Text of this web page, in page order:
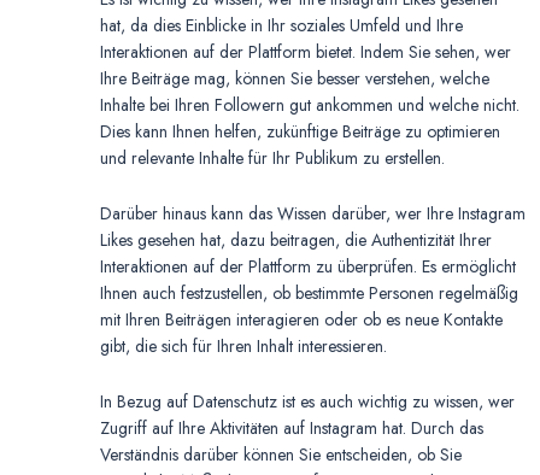
hat, da dies Einblicke in Ihr soziales Umfeld und Ihre
Interaktionen auf der Plattform bietet. Indem Sie sehen, wer
Ihre Beiträge mag, können Sie besser verstehen, welche
Inhalte bei Ihren Followern gut ankommen und welche nicht.
Dies kann Ihnen helfen, zukünftige Beiträge zu optimieren
und relevante Inhalte für Ihr Publikum zu erstellen.
Darüber hinaus kann das Wissen darüber, wer Ihre Instagram
Likes gesehen hat, dazu beitragen, die Authentizität Ihrer
Interaktionen auf der Plattform zu überprüfen. Es ermöglicht
Ihnen auch festzustellen, ob bestimmte Personen regelmäßig
mit Ihren Beiträgen interagieren oder ob es neue Kontakte
gibt, die sich für Ihren Inhalt interessieren.
In Bezug auf Datenschutz ist es auch wichtig zu wissen, wer
Zugriff auf Ihre Aktivitäten auf Instagram hat. Durch das
Verständnis darüber können Sie entscheiden, ob Sie